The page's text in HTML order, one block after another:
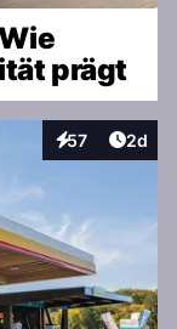
prägt
57
Interaktionen
2d